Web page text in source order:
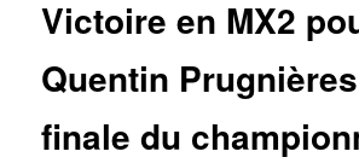
Victoire en MX2
Quentin
finale du